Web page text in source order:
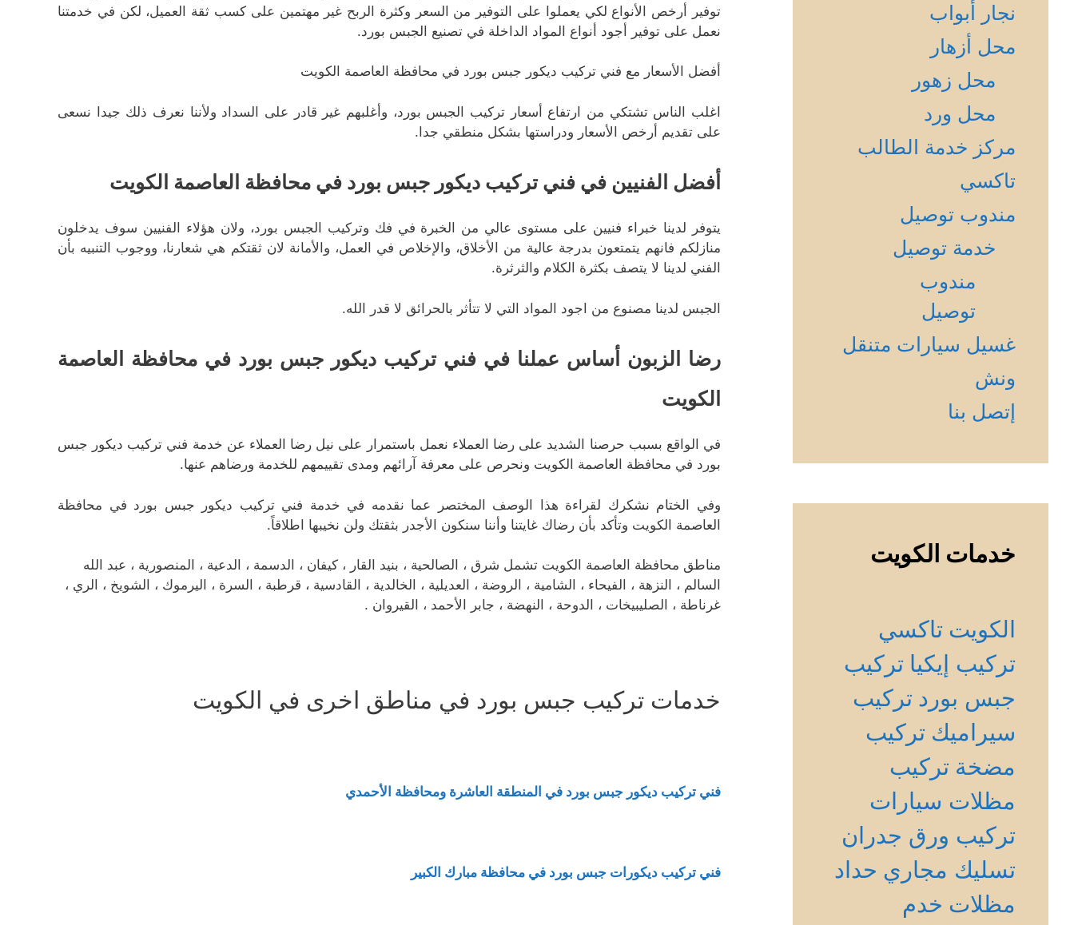
توفير أرخص الأنواع لكي يعملوا على التوفير من السعر وكثرة الربح غير مهتمين على كسب ثقة العميل، لكن في خدمتنا
نعمل على توفير أجود أنواع المواد الداخلة في تصنيع الجبس بورد.
أفضل الأسعار مع فني تركيب ديكور جبس بورد في محافظة العاصمة الكويت
اغلب الناس تشتكي من ارتفاع أسعار تركيب الجبس بورد، وأغلبهم غير قادر على السداد ولأننا نعرف ذلك جيدا نسعى
على تقديم أرخص الأسعار ودراستها بشكل منطقي جدا.
أفضل الفنيين في فني تركيب ديكور جبس بورد في محافظة العاصمة الكويت
يتوفر لدينا خبراء فنيين على مستوى عالي من الخبرة في فك وتركيب الجبس بورد، ولان هؤلاء الفنيين سوف يدخلون
منازلكم فانهم يتمتعون بدرجة عالية من الأخلاق، والإخلاص في العمل، والأمانة لان ثقتكم هي شعارنا، ووجوب التنبيه بأن
الفني لدينا لا يتصف بكثرة الكلام والثرثرة.
الجبس لدينا مصنوع من اجود المواد التي لا تتأثر بالحرائق لا قدر الله.
رضا الزبون أساس عملنا في فني تركيب ديكور جبس بورد في محافظة العاصمة
الكويت
في الواقع بسبب حرصنا الشديد على رضا العملاء نعمل باستمرار على نيل رضا العملاء عن خدمة فني تركيب ديكور جبس
بورد في محافظة العاصمة الكويت ونحرص على معرفة آرائهم ومدى تقييمهم للخدمة ورضاهم عنها.
وفي الختام نشكرك لقراءة هذا الوصف المختصر عما نقدمه في خدمة فني تركيب ديكور جبس بورد في محافظة
العاصمة الكويت وتأكد بأن رضاك غايتنا وأننا سنكون الأجدر بثقتك ولن نخيبها اطلاقاً.
مناطق محافظة العاصمة الكويت تشمل شرق ، الصالحية ، بنيد القار ، كيفان ، الدسمة ، الدعية ، المنصورية ، عبد الله
السالم ، النزهة ، الفيحاء ، الشامية ، الروضة ، العديلية ، الخالدية ، القادسية ، قرطبة ، السرة ، اليرموك ، الشويخ ، الري ،
غرناطة ، الصليبيخات ، الدوحة ، النهضة ، جابر الأحمد ، القيروان .
خدمات تركيب جبس بورد في مناطق اخرى في الكويت
فني تركيب ديكور جبس بورد في المنطقة العاشرة ومحافظة الأحمدي
فني تركيب ديكورات جبس بورد في محافظة مبارك الكبير
نجار أبواب
محل أزهار
محل زهور
محل ورد
مركز خدمة الطالب
تاكسي
مندوب توصيل
خدمة توصيل
مندوب
توصيل
غسيل سيارات متنقل
ونش
إتصل بنا
خدمات الكويت
الكويت تاكسي
تركيب إيكيا تركيب
جبس بورد تركيب
سيراميك تركيب
مضخة تركيب
مظلات سيارات
تركيب ورق جدران
تسليك مجاري حداد
مظلات خدم